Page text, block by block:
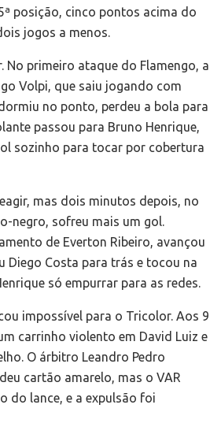
posição, cinco pontos acima do
jogos a menos.
No primeiro ataque do Flamengo, a
Volpi, que saiu jogando com
no ponto, perdeu a bola para
passou para Bruno Henrique,
sozinho para tocar por cobertura
mas dois minutos depois, no
negro, sofreu mais um gol.
de Everton Ribeiro, avançou
Diego Costa para trás e tocou na
só empurrar para as redes.
impossível para o Tricolor. Aos 9
carrinho violento em David Luiz e
O árbitro Leandro Pedro
cartão amarelo, mas o VAR
do lance, e a expulsão foi